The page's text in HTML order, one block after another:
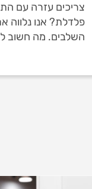
צריכים עזרה עם
פלדלת? אנו נלווה
השלבים. מה חשוב
חשוב לבדוק מולו
התקנה של דלת